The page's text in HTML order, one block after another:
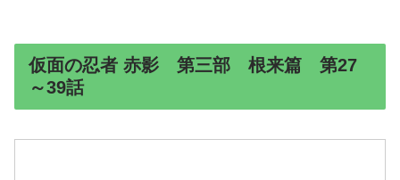
仮面の忍者 赤影 第三部 根来篇 第27
～39話